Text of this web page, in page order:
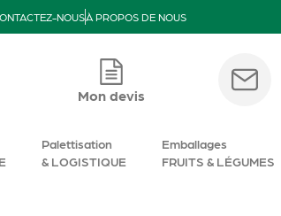
NOUSÀ PROPOS DE NOUS
Mon devis
Palettisation
& LOGISTIQUE
Emballages
FRUITS & LÉGUMES